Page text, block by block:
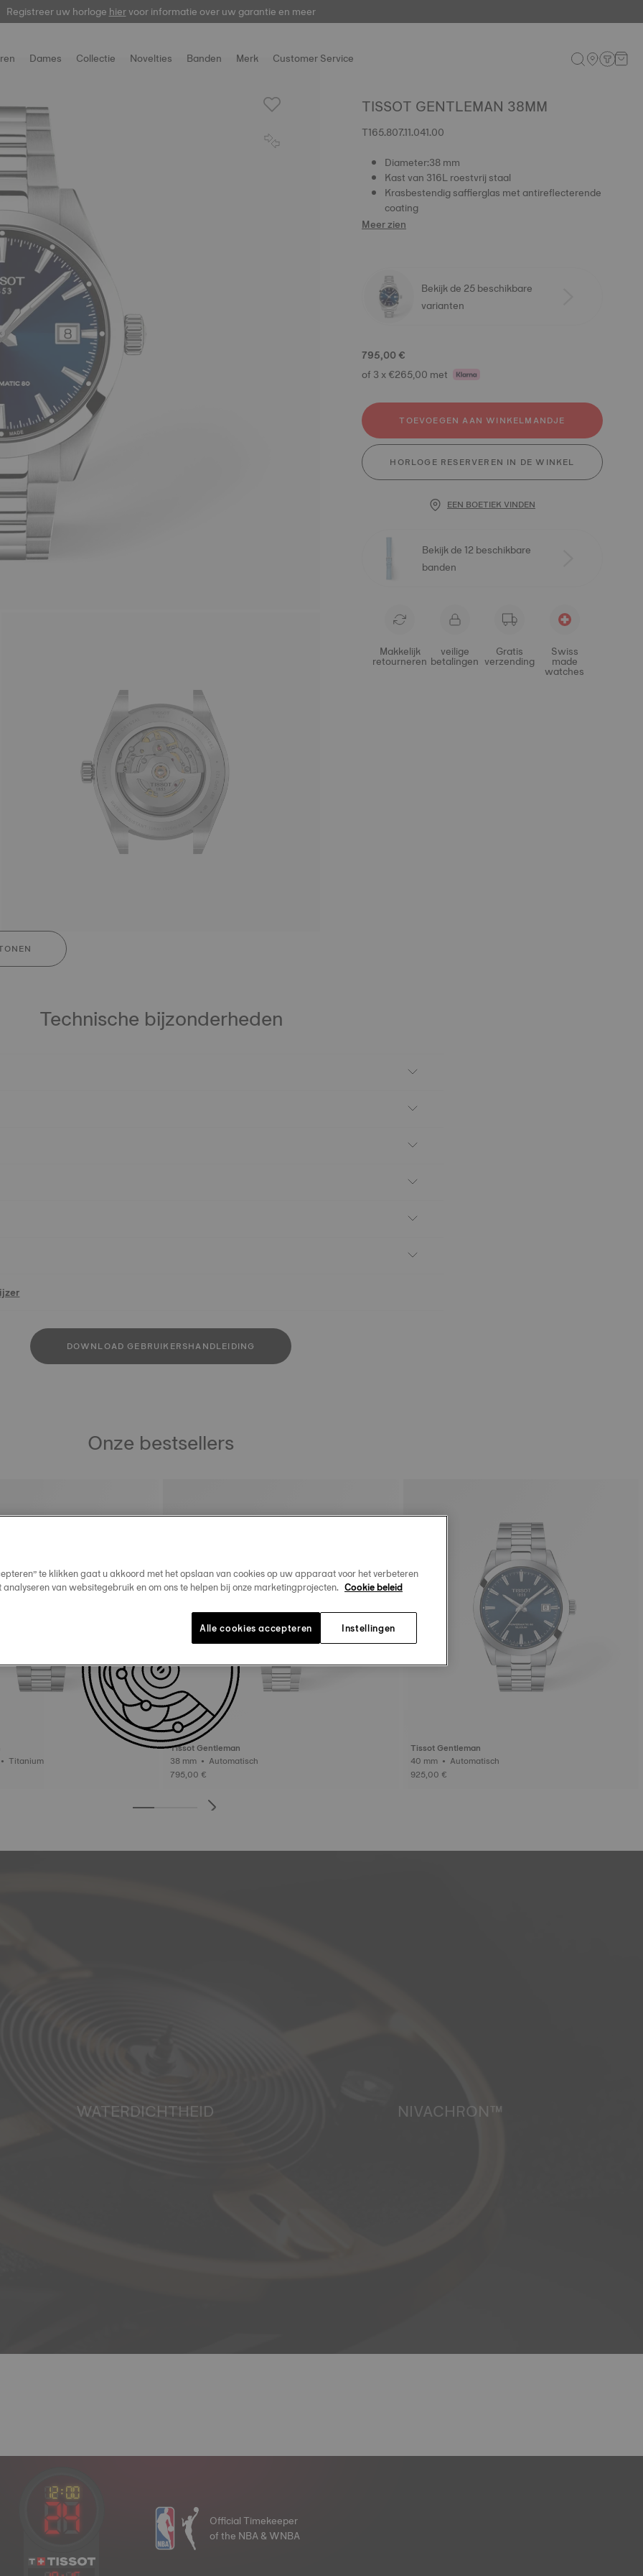
Registreer uw horlogehiervoor informatie over uw garantie en meer
Dames Collectie Novelties Banden Merk Customer Service
TISSOT GENTLEMAN 38MM
T165.807.11.041.00
Diameter:38 mm
Kast van 316L roestvrij staal
Krasbestendig saffierglas met antireflecterende
coating
Meer zien
Bekijk de 25 beschikbare
varianten
795,00 €
of 3 x €265,00 met
TOEVOEGEN AAN WINKELMANDJE
HORLOGE RESERVEREN IN DE WINKEL
EEN BOETIEK VINDEN
Bekijk de 12 beschikbare
banden
Makkelijk
retourneren
veilige
betalingen
Gratis
verzending
Swiss
made
watches
Technische bijzonderheden
DOWNLOAD GEBRUIKERSHANDLEIDING
Onze bestsellers
40 mm • Quartz • Titanium
Tissot Gentleman
38 mm • Automatisch
795,00 €
Tissot Gentleman
40 mm • Automatisch
925,00 €
WATERDICHTHEID NIVACHRON™
Official Timekeeper
of the NBA & WNBA
te klikken gaat u akkoord met het opslaan van cookies op uw apparaat voor het verbeteren
van websitegebruik en om ons te helpen bij onze marketingprojecten. Cookie beleid
Instellingen
Alle cookies accepteren